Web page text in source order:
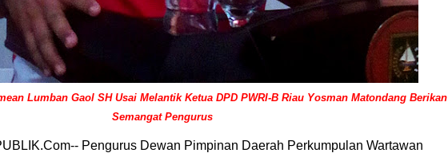
Lumban Gaol SH Usai Melantik Ketua DPD PWRI-B Riau Yosman Matondang Berikan
Semangat Pengurus
Pengurus Dewan Pimpinan Daerah Perkumpulan Wartawan